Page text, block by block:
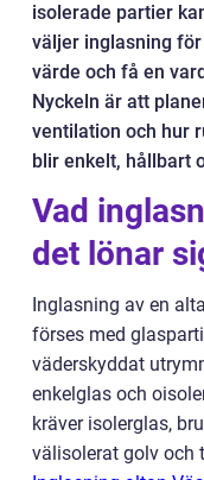
isolerade partier
väljer inglasning
värde och få en
Nyckeln är att
ventilation och hur
blir enkelt, hållbart
Vad
det lönar
Inglasning av en
förses med
väderskyddat
enkelglas och
kräver isolerglas,
välisolerat golv och